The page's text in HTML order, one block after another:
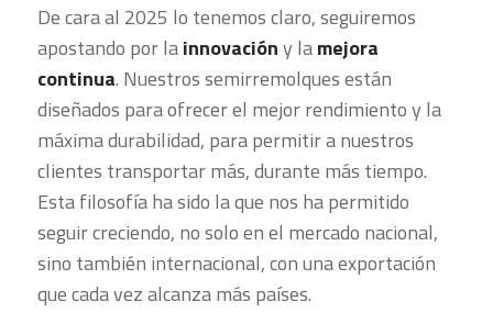
De cara al 2025 lo tenemos claro, seguiremos
apostando por lainnovacióny lamejora
continua. Nuestros semirremolques están
diseñados para ofrecer el mejor rendimiento y la
máxima durabilidad, para permitir a nuestros
clientes transportar más, durante más tiempo.
Esta filosofía ha sido la que nos ha permitido
seguir creciendo, no solo en el mercado nacional,
sino también internacional, con una exportación
que cada vez alcanza más países.